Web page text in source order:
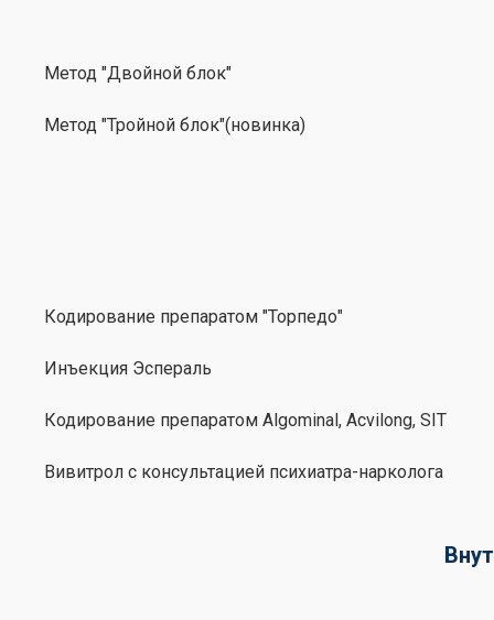
Метод "Двойной блок"
Метод "Тройной блок"(новинка)
Кодирование препаратом "Торпедо"
Инъекция Эспераль
Кодирование препаратом Algominal, Acvilong, SIT
Вивитрол с консультацией психиатра-нарколога